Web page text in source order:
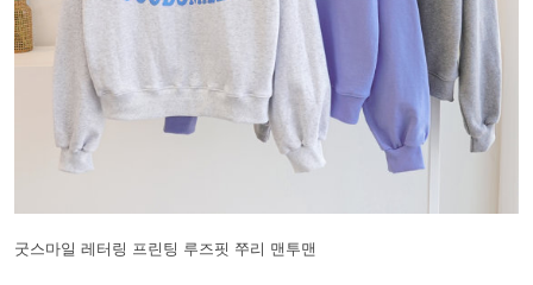
굿스마일 레터링 프린팅 루즈핏 쭈리 맨투맨